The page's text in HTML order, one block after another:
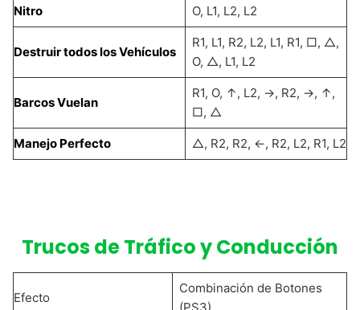
Nitro
O, L1, L2, L2
Destruir todos los Vehículos
R1, L1, R2, L2, L1, R1, □, △,
O, △, L1, L2
Barcos Vuelan
R1, O, ↑, L2, →, R2, →, ↑,
□, △
Manejo Perfecto △, R2, R2, ←, R2, L2, R1, L2
Trucos de Tráfico y Conducción
Efecto
Combinación de Botones